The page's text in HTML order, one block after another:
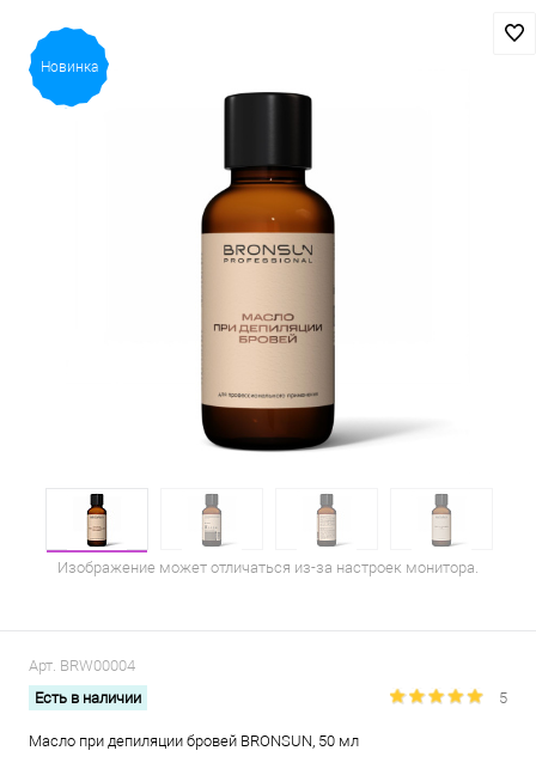
Новинка
Изображение может отличаться из-за настроек монитора.
Арт. BRW00004
Есть в наличии
5
Масло при депиляции бровей BRONSUN, 50 мл